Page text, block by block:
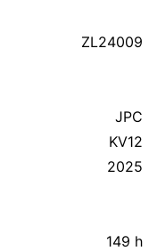
ZL24009
JPC
KV12
2025
149 h